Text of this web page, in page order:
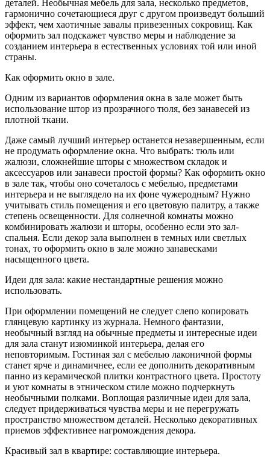
деталей. Необычная мебель для зала, несколько предметов,
гармонично сочетающиеся друг с другом произведут больший
эффект, чем хаотичные завалы привезенных сокровищ. Как
оформить зал подскажет чувство меры и наблюдение за
созданием интерьера в естественных условиях той или иной
страны.
Как оформить окно в зале.
Одним из вариантов оформления окна в зале может быть
использование штор из прозрачного тюля, без занавесей из
плотной ткани.
Даже самый лучший интерьер останется незавершенным, если
не продумать оформление окна. Что выбрать: тюль или
жалюзи, сложнейшие шторы с множеством складок и
аксессуаров или занавеси простой формы? Как оформить окно
в зале так, чтобы оно сочеталось с мебелью, предметами
интерьера и не выглядело на их фоне чужеродным? Нужно
учитывать стиль помещения и его цветовую палитру, а также
степень освещенности. Для солнечной комнаты можно
комбинировать жалюзи и шторы, особенно если это зал-
спальня. Если декор зала выполнен в темных или светлых
тонах, то оформить окно в зале можно занавесками
насыщенного цвета.
Идеи для зала: какие нестандартные решения можно
использовать.
При оформлении помещений не следует слепо копировать
глянцевую картинку из журнала. Немного фантазии,
необычный взгляд на обычные предметы и интересные идеи
для зала станут изюминкой интерьера, делая его
неповторимым. Гостиная зал с мебелью лаконичной формы
станет ярче и динамичнее, если ее дополнить декоративным
панно из керамической плитки контрастного цвета. Простоту
и уют комнаты в этническом стиле можно подчеркнуть
необычными полками. Воплощая различные идеи для зала,
следует придерживаться чувства меры и не перегружать
пространство множеством деталей. Несколько декоративных
приемов эффективнее нагромождения декора.
Красивый зал в квартире: составляющие интерьера.